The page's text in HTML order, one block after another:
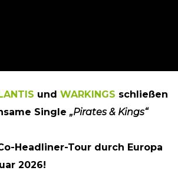
und WARKINGS schließen
Single „Pirates & Kings“
Headliner-Tour durch Europa
2026!